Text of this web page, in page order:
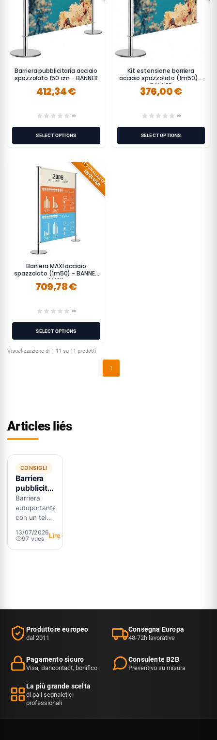
Barriera pubblicitaria acciaio
spazzolato 150 cm - BANNER
412,34 €
(0)
SELECT OPTIONS
Kit estensione barriera
acciaio spazzolato (1m50) -
BANNER
376,00 €
(0)
SELECT OPTIONS
PERSONALIZZAZIONE
INCLUSA
Barriera MAXI acciaio
spazzolato (1m50) - BANNER
MAXI
709,78 €
(0)
SELECT OPTIONS
Visualizzazione di 1-11 su 11 prodotti
1
Articles liés
CONSIGLI
Barriera
pubblicitaria
personalizzata:
delimitare
mostrando
marchio
Barriera
autoportante
con un telo
colori:
13/07/2026
97 vues
Lire
Produttore europeo
dal 2011
Consegna Europa
48-72h lavorative
Pagamento sicuro
Visa, Bancontact, bonifico
Consulente B2B
Preventivo su misura
La più grande scelta
di pali segnaletici
professionali